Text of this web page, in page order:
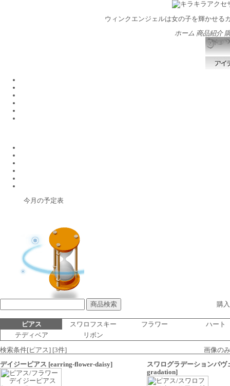
ウィンクエンジェルは女の子を輝かせる
ホーム 商品紹介
今月の予定表
購
ピアス スワロフスキー フラワー
ハート
テディベア
リボン
検索条件[ピアス] [3件]
画像のみ
デイジーピアス [earring-flower-daisy]
スワログラデーションパヴ
gradation]